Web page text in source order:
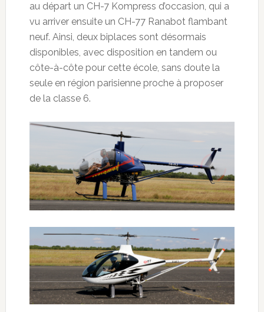
au départ un CH-7 Kompress d’occasion, qui a
vu arriver ensuite un CH-77 Ranabot flambant
neuf. Ainsi, deux biplaces sont désormais
disponibles, avec disposition en tandem ou
côte-à-côte pour cette école, sans doute la
seule en région parisienne proche à proposer
de la classe 6.